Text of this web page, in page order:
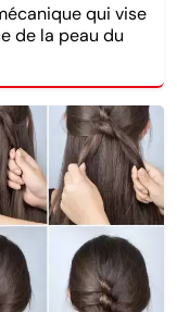
qui vise
de la peau du